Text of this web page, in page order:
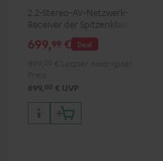
2.2-Stereo-AV-Netzwerk-
Receiver der Spitzenklasse mit
145 Watt pro Kanal an 6 Ohm,
USB-Playback sowie weitere
und 1 HDMI Ausgang mit
Unterstützung für 8K, 3D,
HDCP 2.3, HDR10+, ARC/eARC
und Dolby Vision
Deal
699,99 €
899, 00 € UVP